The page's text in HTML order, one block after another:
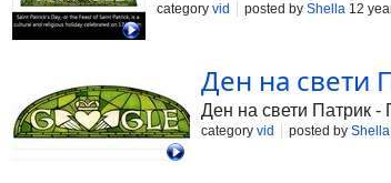
category vid posted by Shella 12
Ден на свети
Ден на свети Патрик
category vid posted by Shella